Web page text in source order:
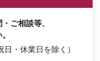
ご相談等、
・休業日を除く）